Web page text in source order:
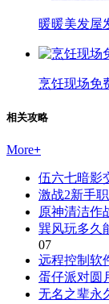
暖暖美发屋
烹饪现场免
相关攻略
More+
伍六七暗影
激战2新手
原神清洁作
巽风玩多久
07
远程控制软
蛋仔派对圆
无名之辈永